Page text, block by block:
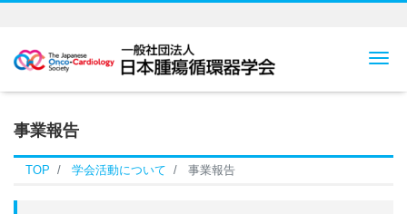
事業報告
TOP 学会活動について 事業報告